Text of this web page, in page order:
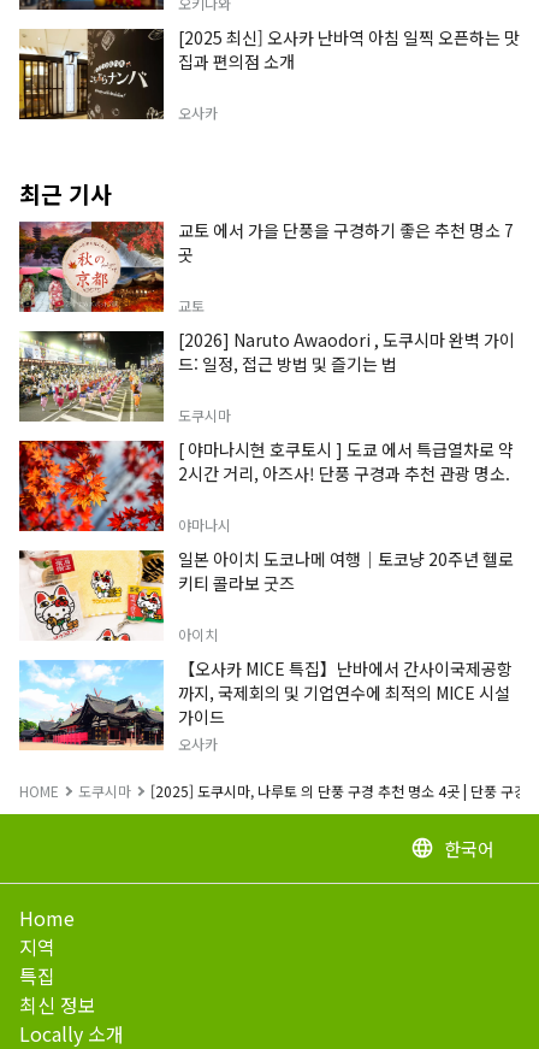
[2025 최신] 오사카 난바역 아침 일찍 오픈하는 맛
집과 편의점 소개
오사카
최근 기사
교토 에서 가을 단풍을 구경하기 좋은 추천 명소 7
곳
교토
[2026] Naruto Awaodori , 도쿠시마 완벽 가이
드: 일정, 접근 방법 및 즐기는 법
도쿠시마
[ 야마나시현 호쿠토시 ] 도쿄 에서 특급열차로 약
2시간 거리, 아즈사! 단풍 구경과 추천 관광 명소.
야마나시
일본 아이치 도코나메 여행｜토코냥 20주년 헬로
키티 콜라보 굿즈
아이치
【오사카 MICE 특집】난바에서 간사이국제공항
까지, 국제회의 및 기업연수에 최적의 MICE 시설
가이드
오사카
HOME 도쿠시마 [2025] 도쿠시마, 나루토 의 단풍 구경 추천 명소 4곳 | 단풍 구경
language 한국어
Home
지역
특집
최신 정보
Locally 소개